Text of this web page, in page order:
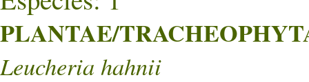
PLANTAE/
Leucheria hahnii